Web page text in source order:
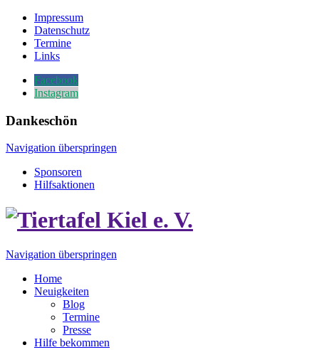
Impressum
Datenschutz
Termine
Links
Facebook
Instagram
Dankeschön
Navigation überspringen
Sponsoren
Hilfsaktionen
Navigation überspringen
Home
Neuigkeiten
Blog
Termine
Presse
Hilfe bekommen